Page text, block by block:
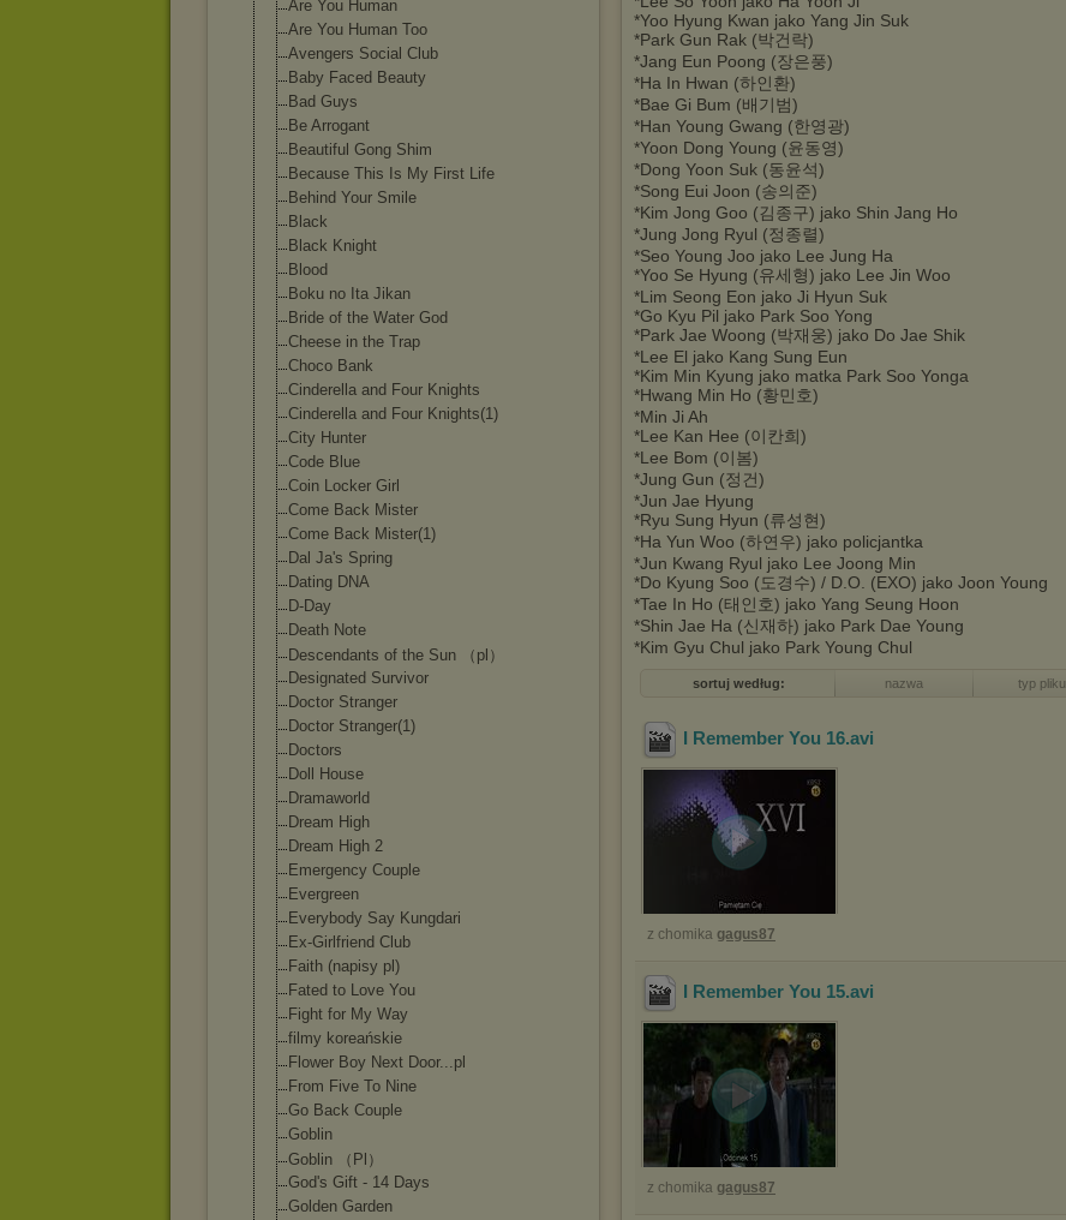
Are You Human
Are You Human Too
Avengers Social Club
Baby Faced Beauty
Bad Guys
Be Arrogant
Beautiful Gong Shim
Because This Is My First Life
Behind Your Smile
Black
Black Knight
Blood
Boku no Ita Jikan
Bride of the Water God
Cheese in the Trap
Choco Bank
Cinderella and Four Knights
Cinderella and Four Knights(1)
City Hunter
Code Blue
Coin Locker Girl
Come Back Mister
Come Back Mister(1)
Dal Ja's Spring
Dating DNA
D-Day
Death Note
Descendants of the Sun （pl）
Designated Survivor
Doctor Stranger
Doctor Stranger(1)
Doctors
Doll House
Dramaworld
Dream High
Dream High 2
Emergency Couple
Evergreen
Everybody Say Kungdari
Ex-Girlfriend Club
Faith (napisy pl)
Fated to Love You
Fight for My Way
filmy koreańskie
Flower Boy Next Door...pl
From Five To Nine
Go Back Couple
Goblin
Goblin （Pl）
God's Gift - 14 Days
Golden Garden
*Yoo Hyung Kwan jako Yang Jin Suk
*Park Gun Rak (박건락)
*Jang Eun Poong (장은풍)
*Ha In Hwan (하인환)
*Bae Gi Bum (배기범)
*Han Young Gwang (한영광)
*Yoon Dong Young (윤동영)
*Dong Yoon Suk (동윤석)
*Song Eui Joon (송의준)
*Kim Jong Goo (김종구) jako Shin Jang Ho
*Jung Jong Ryul (정종렬)
*Seo Young Joo jako Lee Jung Ha
*Yoo Se Hyung (유세형) jako Lee Jin Woo
*Lim Seong Eon jako Ji Hyun Suk
*Go Kyu Pil jako Park Soo Yong
*Park Jae Woong (박재웅) jako Do Jae Shik
*Lee El jako Kang Sung Eun
*Kim Min Kyung jako matka Park Soo Yonga
*Hwang Min Ho (황민호)
*Min Ji Ah
*Lee Kan Hee (이칸희)
*Lee Bom (이봄)
*Jung Gun (정건)
*Jun Jae Hyung
*Ryu Sung Hyun (류성현)
*Ha Yun Woo (하연우) jako policjantka
*Jun Kwang Ryul jako Lee Joong Min
*Do Kyung Soo (도경수) / D.O. (EXO) jako Joon Young
*Tae In Ho (태인호) jako Yang Seung Hoon
*Shin Jae Ha (신재하) jako Park Dae Young
*Kim Gyu Chul jako Park Young Chul
sortuj według: nazwa typ pliku
I Remember You 16.avi
z chomika gagus87
I Remember You 15.avi
z chomika gagus87